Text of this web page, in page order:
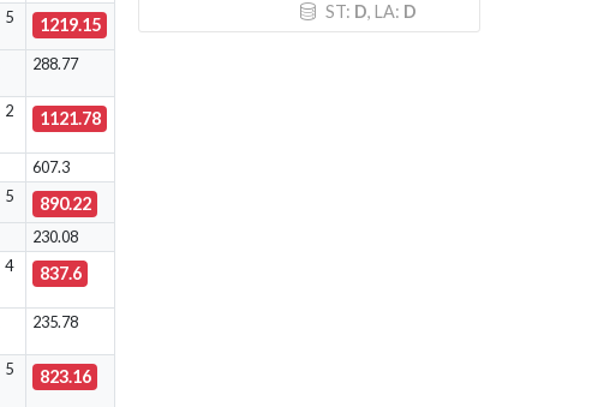
ST: D, LA: D
5 1219.15
288.77
2 1121.78
607.3
5 890.22
230.08
4 837.6
235.78
5 823.16